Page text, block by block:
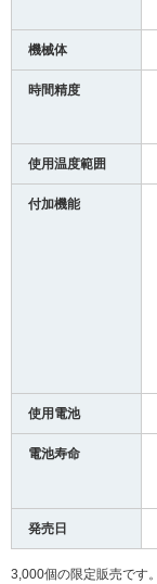
機械体
時間精度
使用温度範囲
付加機能
使用電池
電池寿命
発売日
3,000個の限定販売です。